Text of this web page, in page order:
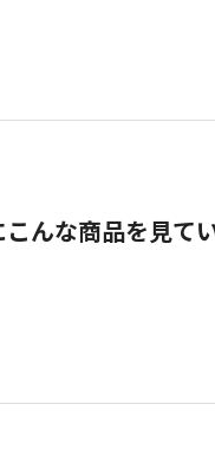
んな商品を見て